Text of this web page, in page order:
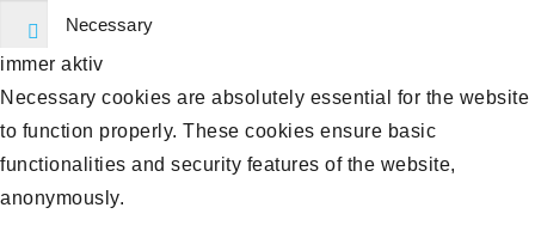
Necessary
immer aktiv
Necessary cookies are absolutely essential for the website
to function properly. These cookies ensure basic
functionalities and security features of the website,
anonymously.